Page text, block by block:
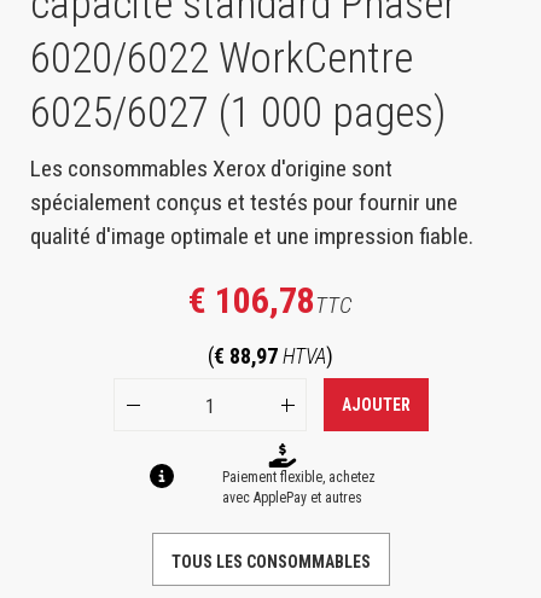
6020/6022 WorkCentre
6025/6027 (1 000 pages)
Les consommables Xerox d'origine sont
spécialement conçus et testés pour fournir une
qualité d'image optimale et une impression fiable.
€ 106,78TTC
(€ 88,97 HTVA)
AJOUTER
Paiement flexible, achetez
avec ApplePay et autres
TOUS LES CONSOMMABLES